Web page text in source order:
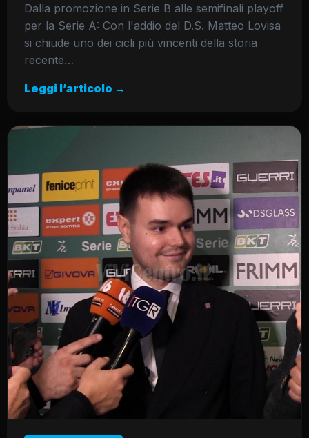
Dalla promozione in Serie B alle semifinali playoff
per la Serie A: Con l'addio del D.S. Matteo Lovisa
si chiude uno dei cicli più vincenti della storia
recente…
Leggi l’articolo →